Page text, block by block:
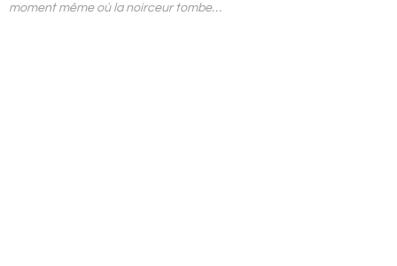
moment même où la noirceur tombe…